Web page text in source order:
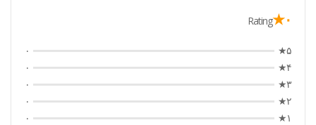
۰★ Rating
۵★
۰
۴★
۰
۳★
۰
۲★
۰
۱★
۰